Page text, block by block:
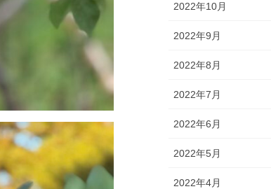
2022年10月
2022年9月
2022年8月
2022年7月
2022年6月
2022年5月
2022年4月